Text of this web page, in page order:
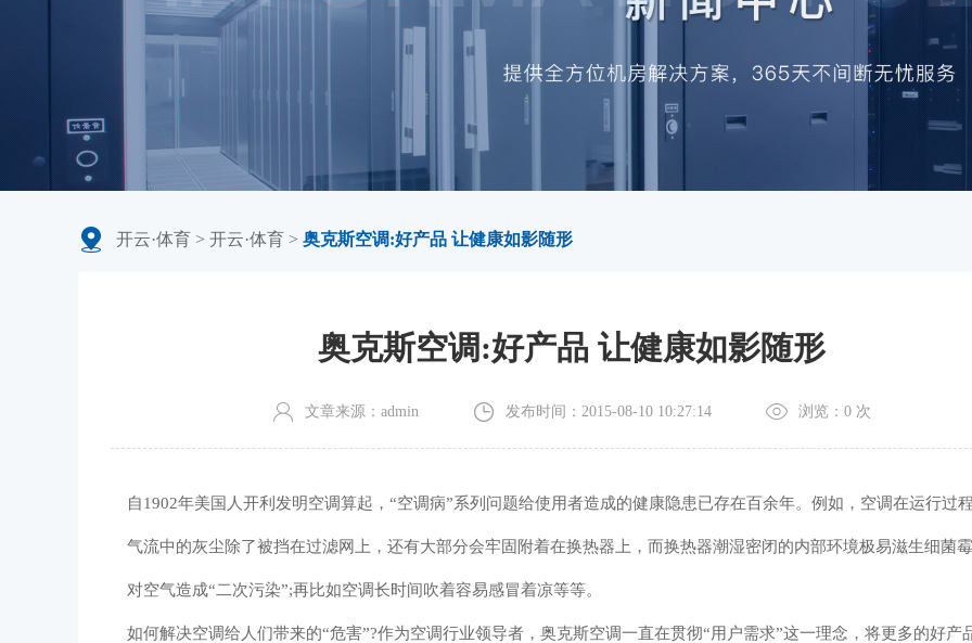
开云·体育 > 开云·体育 > 奥克斯空调:好产品 让健康如影随形
奥克斯空调:好产品 让健康如影随形
文章来源：admin 发布时间：2015-08-10 10:27:14 浏览： 0 次
自1902年美国人开利发明空调算起，“空调病”系列问题给使用者造成的健康隐患已存在百余年。例如，空调在运行过程
气流中的灰尘除了被挡在过滤网上，还有大部分会牢固附着在换热器上，而换热器潮湿密闭的内部环境极易滋生细菌霉
对空气造成“二次污染”;再比如空调长时间吹着容易感冒着凉等等。
如何解决空调给人们带来的“危害”?作为空调行业领导者，奥克斯空调一直在贯彻“用户需求”这一理念，将更多的好产